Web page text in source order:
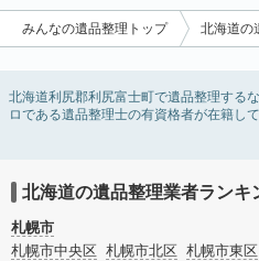
みんなの遺品整理トップ 北海道の
北海道利尻郡利尻富士町で遺品整理する
ロである遺品整理士の有資格者が在籍し
理業者が掲載されています。遺品処分を
オプションサービスで絞り込み条件を利
ゴミの処分方法や親の家の遺品整理をは
で、チェックしてみてください。
北海道の遺品整理業者ランキ
札幌市
札幌市中央区 札幌市北区 札幌市東区